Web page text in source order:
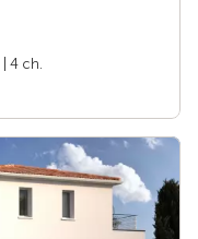
| 4 ch.